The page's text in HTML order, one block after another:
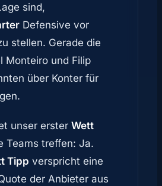
sind,
Defensive vor
stellen. Gerade die
Monteiro und Filip
über Konter für
unser erster Wett
Teams treffen: Ja.
Tipp verspricht eine
der Anbieter aus